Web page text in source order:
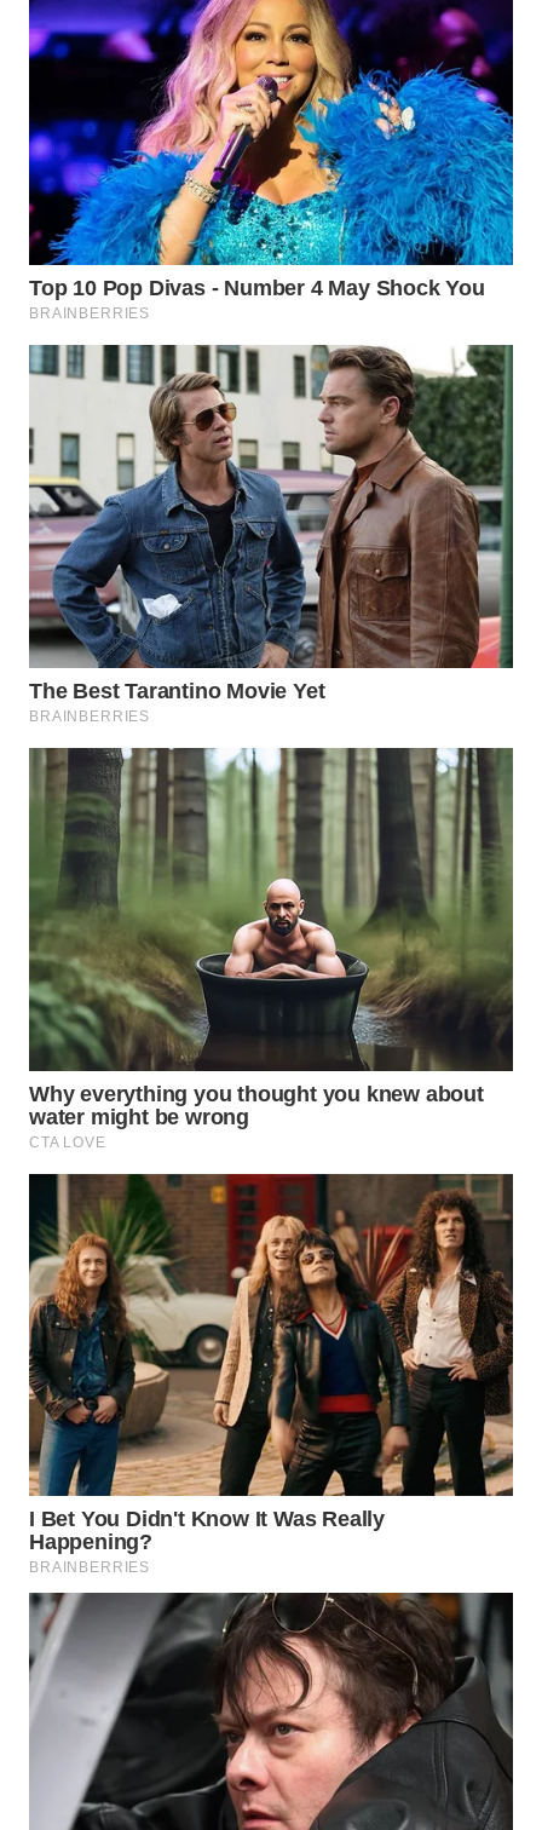
WN
WN
LABUHANBATU
WN
TAPANULI
TENGAH
WN DELI
SERDANG
WN
TEBING
TINGGI
WN
PAKPAK
WN
KARAWANG
WN
BEKASI
WN
BOGOR
WN
DEPOK
WN
TAPANULI
UTARA
WN
SAMOSIR
WN
PADANG
LAWAS
WN
SUMEDANG
WN
CIANJUR
WN
KEPULAUAN
SERIBU
TANGERANG
BINJAI
WN
CIREBON